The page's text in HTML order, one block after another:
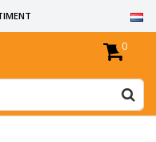
RECHT
ONGEBOORD
0